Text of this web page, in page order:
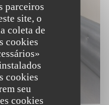
parceiros
site, o
coleta de
cookies
cookies
seu
cookies